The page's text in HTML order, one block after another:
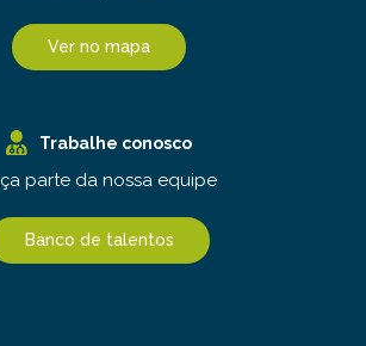
Ver no mapa
Trabalhe conosco
parte da nossa equipe
Banco de talentos